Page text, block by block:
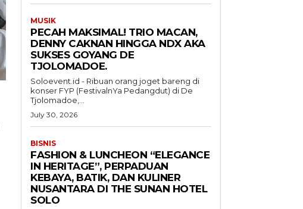
MUSIK
PECAH MAKSIMAL! TRIO MACAN,
DENNY CAKNAN HINGGA NDX AKA
SUKSES GOYANG DE
TJOLOMADOE.
Soloevent.id - Ribuan orang joget bareng di
konser FYP (FestivalnYa Pedangdut) di De
Tjolomadoe,...
July 30, 2026
BISNIS
FASHION & LUNCHEON “ELEGANCE
IN HERITAGE”, PERPADUAN
KEBAYA, BATIK, DAN KULINER
NUSANTARA DI THE SUNAN HOTEL
SOLO